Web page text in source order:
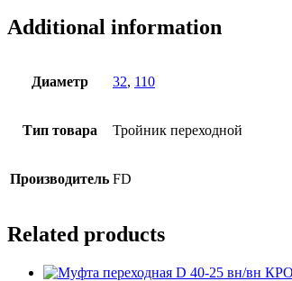
FD
quantity
Additional information
Диаметр 32, 110
Тип товара Тройник переходной
Производитель FD
Related products